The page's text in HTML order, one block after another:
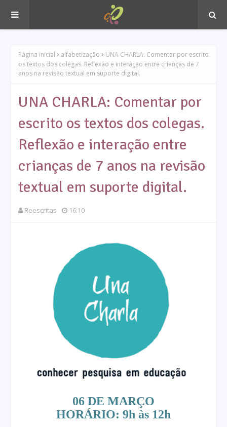
Página inicial alfabetização
UNA CHARLA: Comentar por escrito
os textos dos colegas. Reflexão e interação entre crianças de 7
anos na revisão textual em suporte digital.
UNA CHARLA: Comentar por
escrito os textos dos colegas.
Reflexão e interação entre
crianças de 7 anos na revisão
textual em suporte digital.
Reescritas 16:10
06 DE MARÇO
HORÁRIO: 9h às 12h